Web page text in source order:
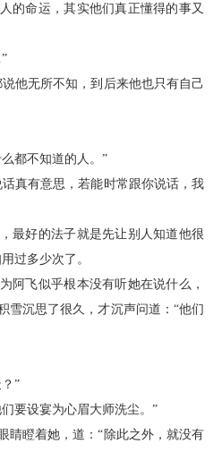
的命运，其实他们真正懂得的事又
无所不知，到后来他也只有自己
都不知道的人。”
真有意思，若能时常跟你说话，我
好的法子就是先让别人知道他很
过多少次了。
飞似乎根本没有听她在说什么，
雪沉思了很久，才沉声问道：“他们
”
要设宴为心眉大师洗尘。”
瞪着她，道：“除此之外，就没有